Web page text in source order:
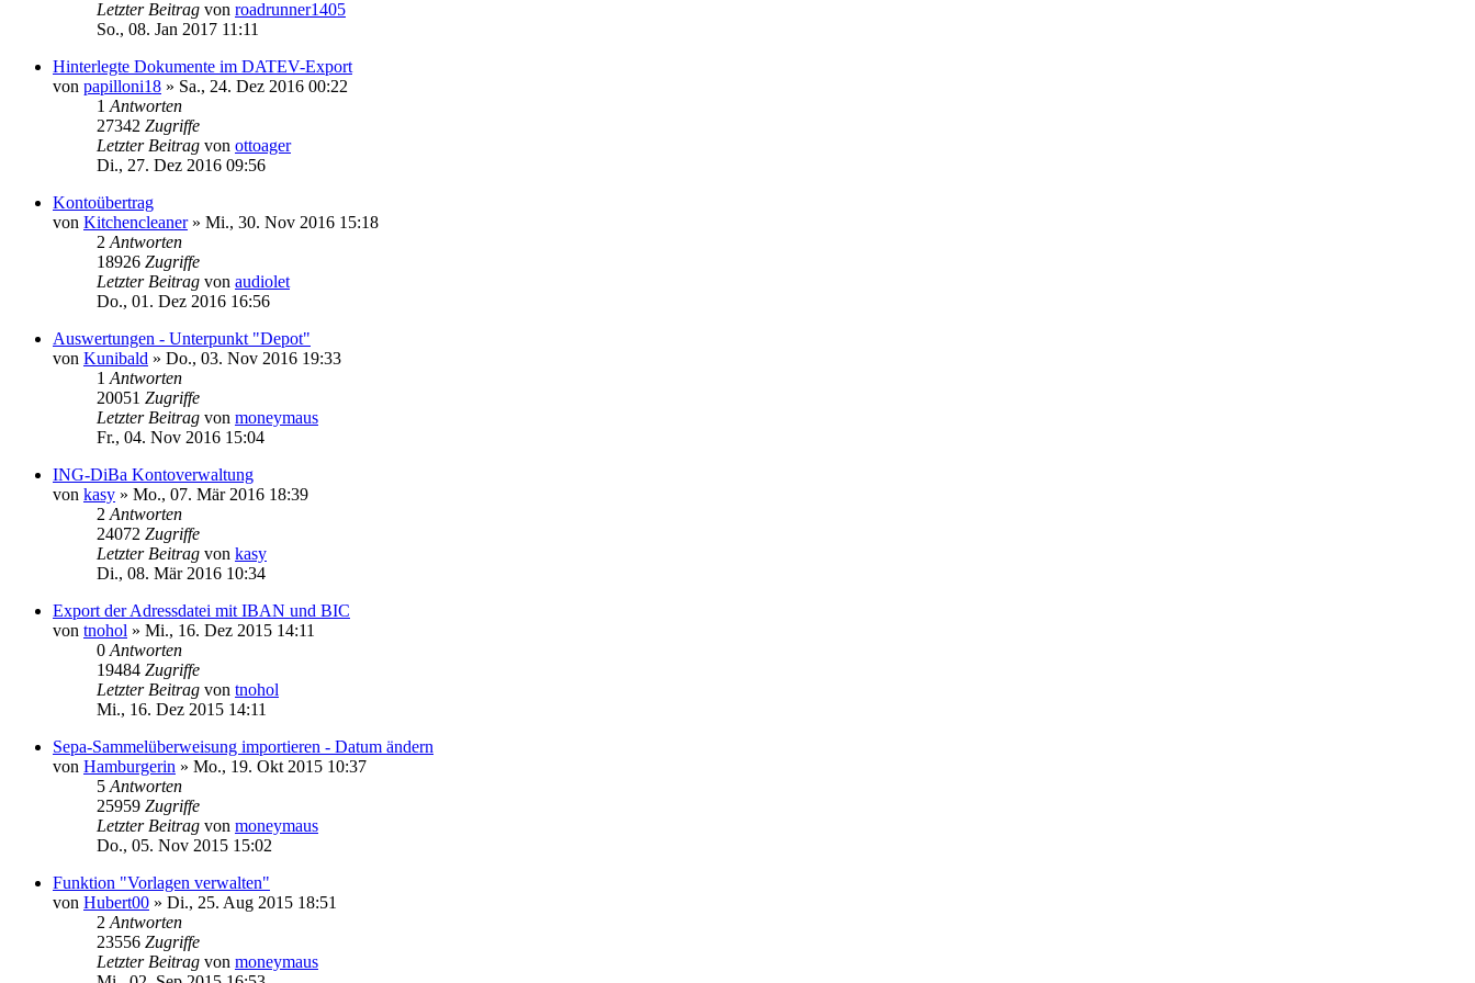
Letzter Beitrag von roadrunner1405
So., 08. Jan 2017 11:11
Hinterlegte Dokumente im DATEV-Export
von papilloni18 » Sa., 24. Dez 2016 00:22
1 Antworten
27342 Zugriffe
Letzter Beitrag von ottoager
Di., 27. Dez 2016 09:56
Kontoübertrag
von Kitchencleaner» Mi., 30. Nov 2016 15:18
2 Antworten
18926 Zugriffe
Letzter Beitrag von audiolet
Do., 01. Dez 2016 16:56
Auswertungen - Unterpunkt "Depot"
von Kunibald » Do., 03. Nov 2016 19:33
1 Antworten
20051 Zugriffe
Letzter Beitrag von moneymaus
Fr., 04. Nov 2016 15:04
ING-DiBa Kontoverwaltung
von kasy » Mo., 07. Mär 2016 18:39
2 Antworten
24072 Zugriffe
Letzter Beitrag von kasy
Di., 08. Mär 2016 10:34
Export der Adressdatei mit IBAN und BIC
von tnohol » Mi., 16. Dez 2015 14:11
0 Antworten
19484 Zugriffe
Letzter Beitrag von tnohol
Mi., 16. Dez 2015 14:11
Sepa-Sammelüberweisung importieren - Datum ändern
von Hamburgerin » Mo., 19. Okt 2015 10:37
5 Antworten
25959 Zugriffe
Letzter Beitrag von moneymaus
Do., 05. Nov 2015 15:02
Funktion "Vorlagen verwalten"
von Hubert00 » Di., 25. Aug 2015 18:51
2 Antworten
23556 Zugriffe
Letzter Beitrag von moneymaus